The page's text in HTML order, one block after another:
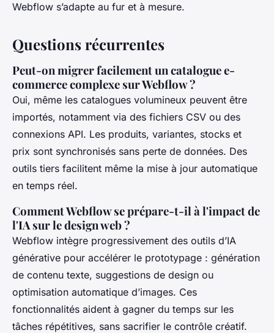
Webflow s’adapte au fur et à mesure.
Questions récurrentes
Peut-on migrer facilement un catalogue e-
commerce complexe sur Webflow ?
Oui, même les catalogues volumineux peuvent être
importés, notamment via des fichiers CSV ou des
connexions API. Les produits, variantes, stocks et
prix sont synchronisés sans perte de données. Des
outils tiers facilitent même la mise à jour automatique
en temps réel.
Comment Webflow se prépare-t-il à l'impact de
l'IA sur le design web ?
Webflow intègre progressivement des outils d’IA
générative pour accélérer le prototypage : génération
de contenu texte, suggestions de design ou
optimisation automatique d’images. Ces
fonctionnalités aident à gagner du temps sur les
tâches répétitives, sans sacrifier le contrôle créatif.